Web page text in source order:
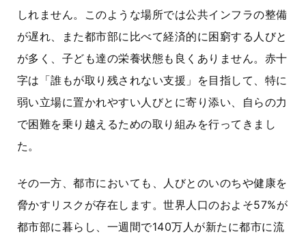
しれません。このような場所では公共インフラの整備
が遅れ、また都市部に比べて経済的に困窮する人びと
が多く、子ども達の栄養状態も良くありません。赤十
字は「誰もが取り残されない支援」を目指して、特に
弱い立場に置かれやすい人びとに寄り添い、自らの力
で困難を乗り越えるための取り組みを行ってきまし
た。
その一方、都市においても、人びとのいのちや健康を
脅かすリスクが存在します。世界人口のおよそ57%が
都市部に暮らし、一週間で140万人が新たに都市に流